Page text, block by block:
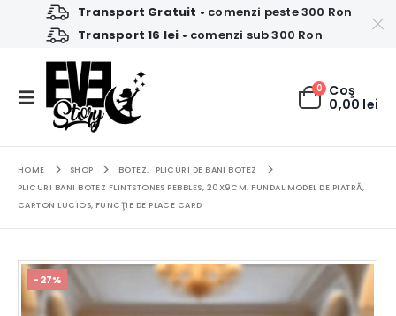
Transport Gratuit • comenzi peste 300 Ron
Transport 16 lei • comenzi sub 300 Ron
0 Coş
0,00 lei
HOME SHOP BOTEZ,
PLICURI DE BANI BOTEZ
PLICURI BANI BOTEZ FLINTSTONES PEBBLES, 20X9CM, FUNDAL MODEL DE PIATRĂ,
CARTON LUCIOS, FUNCŢIE DE PLACE CARD
-27%